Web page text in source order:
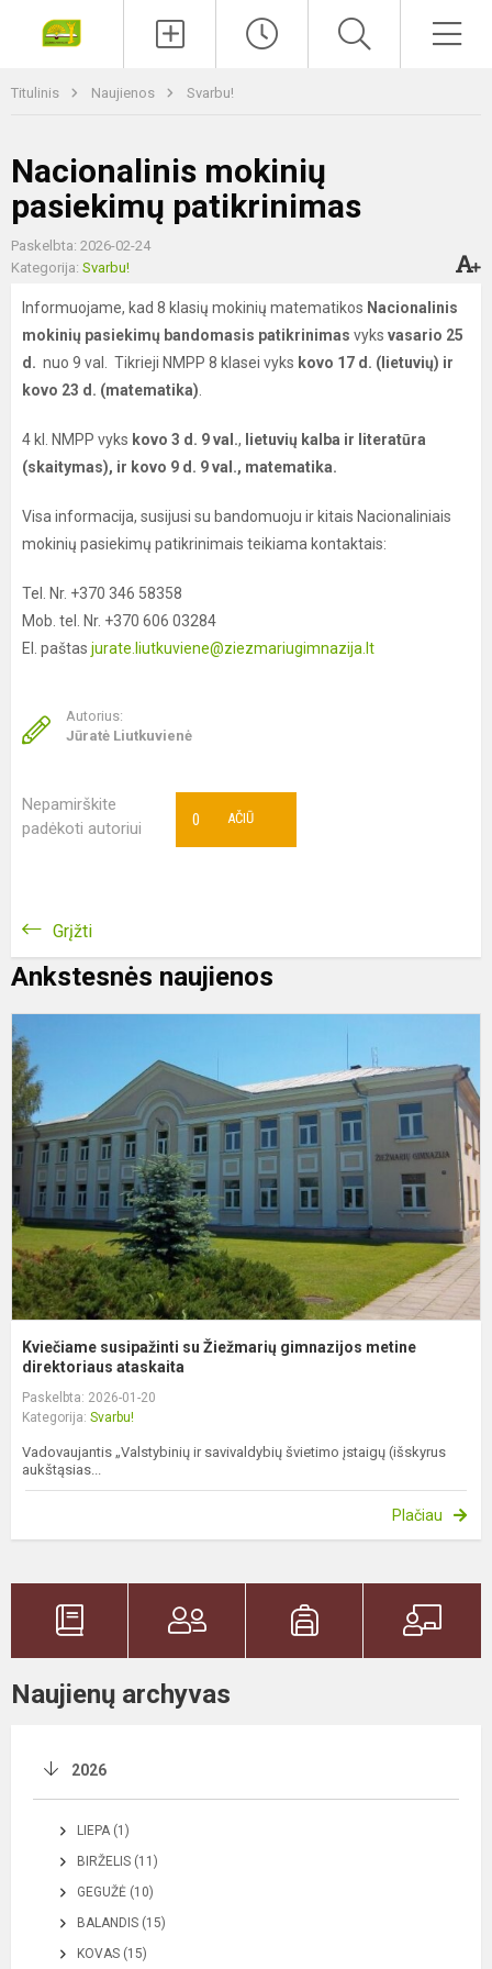
Titulinis Naujienos Svarbu!
Nacionalinis mokinių
pasiekimų patikrinimas
Paskelbta: 2026-02-24
Kategorija: Svarbu!
Informuojame, kad 8 klasių mokinių matematikos Nacionalinis
mokinių pasiekimų bandomasis patikrinimas vyks vasario 25
d. nuo 9 val. Tikrieji NMPP 8 klasei vyks kovo 17 d. (lietuvių) ir
kovo 23 d. (matematika)
4 kl. NMPP vyks kovo 3 d. 9 val., lietuvių kalba ir literatūra
(skaitymas), ir kovo 9 d. 9 val., matematika.
Visa informacija, susijusi su bandomuoju ir kitais Nacionaliniais
mokinių pasiekimų patikrinimais teikiama kontaktais:
Tel. Nr. +370 346 58358
Mob. tel. Nr. +370 606 03284
El. paštas jurate.liutkuviene@ziezmariugimnazija.lt
Autorius:
Jūratė Liutkuvienė
Nepamirškite
padėkoti autoriui
AČIŪ
0
Grįžti
Ankstesnės naujienos
Kviečiame susipažinti su Žiežmarių gimnazijos metine
direktoriaus ataskaita
Paskelbta: 2026-01-20
Kategorija: Svarbu!
Vadovaujantis „Valstybinių ir savivaldybių švietimo įstaigų (išskyrus
aukštąsias...
Plačiau
Naujienų archyvas
2026
LIEPA (1)
BIRŽELIS (11)
GEGUŽĖ (10)
BALANDIS (15)
KOVAS (15)